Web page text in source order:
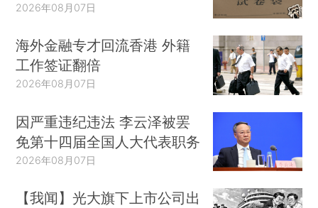
2026年08月07日
海外金融专才回流香港 外籍
工作签证翻倍
2026年08月07日
因严重违纪违法 李云泽被罢
免第十四届全国人大代表职务
2026年08月07日
【我闻】光大旗下上市公司出